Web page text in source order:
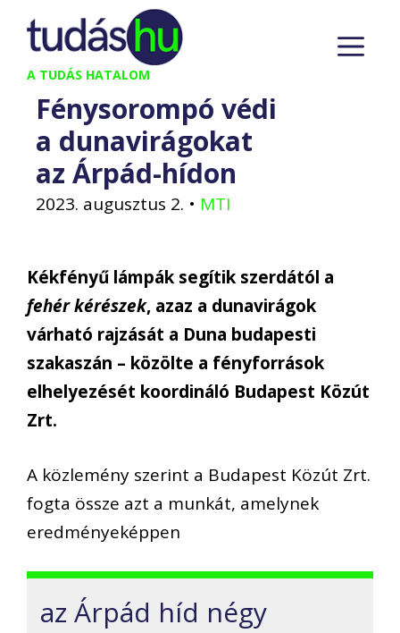
Kilépés
tartalomba
A TUDÁS HATALOM
Fénysorompó védi
a dunavirágokat
az Árpád-hídon
2023. augusztus 2. • MTI
Kékfényű lámpák segítik szerdától a
fehér kérészek, azaz a dunavirágok
várható rajzását a Duna budapesti
szakaszán – közölte a fényforrások
elhelyezését koordináló Budapest Közút
Zrt.
A közlemény szerint a Budapest Közút Zrt.
fogta össze azt a munkát, amelynek
eredményeképpen
az Árpád híd négy